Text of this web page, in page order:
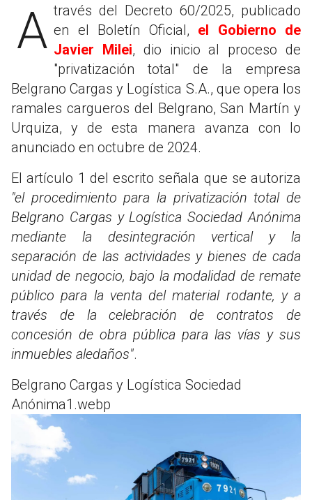
A través del Decreto 60/2025, publicado en el Boletín Oficial, el Gobierno de
Javier Milei, dio inicio al proceso de
"privatización total" de la empresa
Belgrano Cargas y Logística S.A., que opera los
ramales cargueros del Belgrano, San Martín y
Urquiza, y de esta manera avanza con lo
anunciado en octubre de 2024.
El artículo 1 del escrito señala que se autoriza
"el procedimiento para la privatización total de
Belgrano Cargas y Logística Sociedad Anónima
mediante la desintegración vertical y la
separación de las actividades y bienes de cada
unidad de negocio, bajo la modalidad de remate
público para la venta del material rodante, y a
través de la celebración de contratos de
concesión de obra pública para las vías y sus
inmuebles aledaños".
Belgrano Cargas y Logística Sociedad
Anónima1.webp